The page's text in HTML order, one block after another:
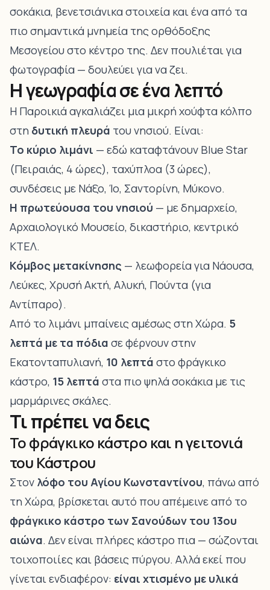
σοκάκια, βενετσιάνικα στοιχεία και ένα από τα
πιο σημαντικά μνημεία της ορθόδοξης
Μεσογείου στο κέντρο της. Δεν πουλιέται για
φωτογραφία — δουλεύει για να ζει.
Η γεωγραφία σε ένα λεπτό
Η Παροικιά αγκαλιάζει μια μικρή χούφτα κόλπο
στη δυτική πλευρά του νησιού. Είναι:
Το κύριο λιμάνι — εδώ καταφτάνουν Blue Star
(Πειραιάς, 4 ώρες), ταχύπλοα (3 ώρες),
συνδέσεις με Νάξο, Ίο, Σαντορίνη, Μύκονο.
Η πρωτεύουσα του νησιού — με δημαρχείο,
Αρχαιολογικό Μουσείο, δικαστήριο, κεντρικό
ΚΤΕΛ.
Κόμβος μετακίνησης — λεωφορεία για Νάουσα,
Λεύκες, Χρυσή Ακτή, Αλυκή, Πούντα (για
Αντίπαρο).
Από το λιμάνι μπαίνεις αμέσως στη Χώρα. 5
λεπτά με τα πόδια σε φέρνουν στην
Εκατονταπυλιανή, 10 λεπτά στο φράγκικο
κάστρο, 15 λεπτά στα πιο ψηλά σοκάκια με τις
μαρμάρινες σκάλες.
Τι πρέπει να δεις
Το φράγκικο κάστρο και η γειτονιά
του Κάστρου
Στον λόφο του Αγίου Κωνσταντίνου, πάνω από
τη Χώρα, βρίσκεται αυτό που απέμεινε από το
φράγκικο κάστρο των Σανούδων του 13ου
αιώνα. Δεν είναι πλήρες κάστρο πια — σώζονται
τοιχοποιίες και βάσεις πύργου. Αλλά εκεί που
γίνεται ενδιαφέρον: είναι χτισμένο με υλικά